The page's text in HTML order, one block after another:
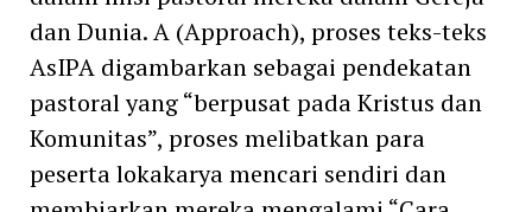
dan Dunia. A (Approach), proses teks-teks
AsIPA digambarkan sebagai pendekatan
pastoral yang “berpusat pada Kristus dan
Komunitas”, proses melibatkan para
peserta lokakarya mencari sendiri dan